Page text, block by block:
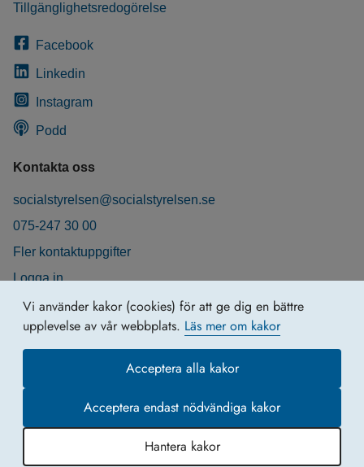
Vi använder kakor (cookies) för att ge dig en bättre
upplevelse av vår webbplats. Läs mer om kakor
Acceptera alla kakor
Acceptera endast nödvändiga kakor
Hantera kakor
Tillgänglighetsredogörelse
Facebook
Linkedin
Instagram
Podd
Kontakta oss
socialstyrelsen@socialstyrelsen.se
075-247 30 00
Fler kontaktuppgifter
Logga in
Behandling av personuppgifter